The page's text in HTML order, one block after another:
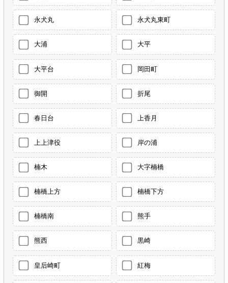
永犬丸 永犬丸東町
大浦 大平
大平台 岡田町
御開 折尾
春日台 上香月
上上津役 岸の浦
楠木 大字楠橋
楠橋上方 楠橋下方
楠橋南 熊手
熊西 黒崎
皇后崎町 紅梅